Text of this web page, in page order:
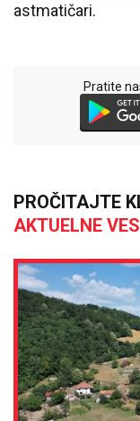
astmatičari.
Pratite
PROČITAJTE
AKTUELNE